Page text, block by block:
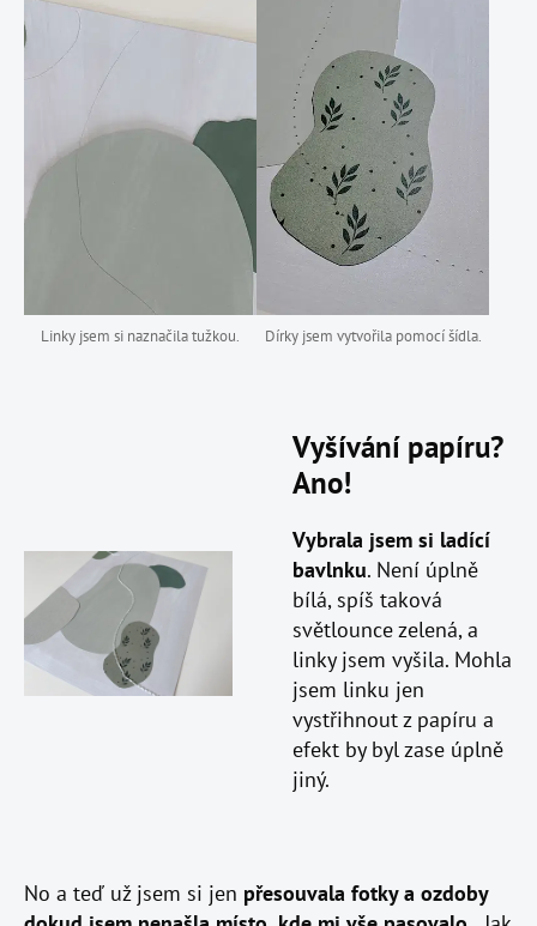
Linky jsem si naznačila tužkou. Dírky jsem vytvořila pomocí šídla.
Vyšívání papíru?
Ano!
Vybrala jsem si ladící
bavlnku. Není úplně
bílá, spíš taková
světlounce zelená, a
linky jsem vyšila. Mohla
jsem linku jen
vystřihnout z papíru a
efekt by byl zase úplně
jiný.
No a teď už jsem si jen přesouvala fotky a ozdoby